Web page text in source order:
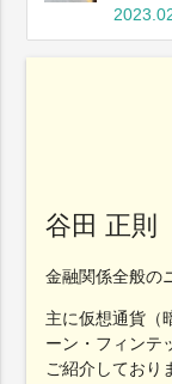
谷田 正則
金融関係全般の
主に仮想通貨（
ーン・フィンテ
ご紹介しており